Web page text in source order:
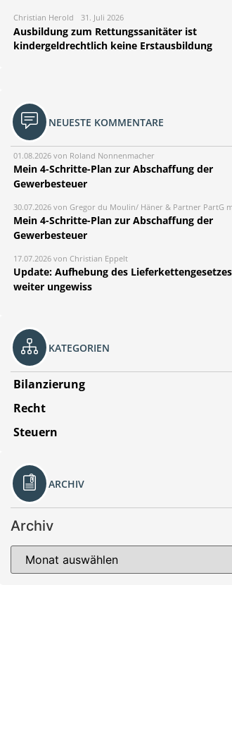
Christian Herold 31. Juli 2026
Ausbildung zum Rettungssanitäter ist
kindergeldrechtlich keine Erstausbildung
NEUESTE KOMMENTARE
01.08.2026 von Roland Nonnenmacher
Mein 4-Schritte-Plan zur Abschaffung der
Gewerbesteuer
30.07.2026 von Gregor du Moulin/ Häner & Partner PartG
Mein 4-Schritte-Plan zur Abschaffung der
Gewerbesteuer
17.07.2026 von Christian Eppelt
Update: Aufhebung des Lieferkettengesetzes
weiter ungewiss
KATEGORIEN
Bilanzierung
Recht
Steuern
ARCHIV
Archiv